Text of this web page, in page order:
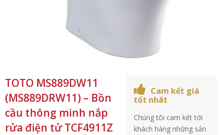
TOTO MS889DW11
(MS889DRW11) – Bồn
cầu thông minh nắp
rửa điện tử TCF4911Z
Cam kết giá
tốt nhât
Chúng tôi cam kết tới
khách hàng những sản